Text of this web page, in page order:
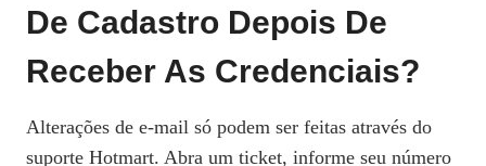
De Cadastro Depois De
Receber As Credenciais?
Alterações de e‑mail só podem ser feitas através do
suporte Hotmart. Abra um ticket, informe seu número